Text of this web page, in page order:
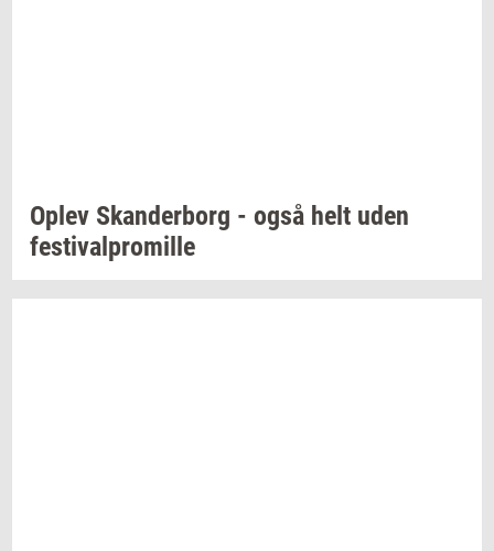
Oplev Skan­der­borg - også helt uden
festi­val­pro­mil­le